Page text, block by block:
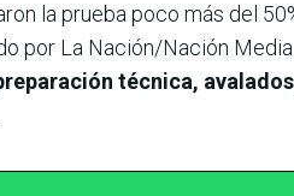
la prueba poco más del
por La Nación/Nación
técnica,